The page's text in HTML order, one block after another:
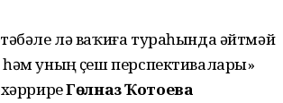
лә ваҡиға тураһында әйтмәй
уның үҫеш перспективалары»
Гөлназ Ҡотоева